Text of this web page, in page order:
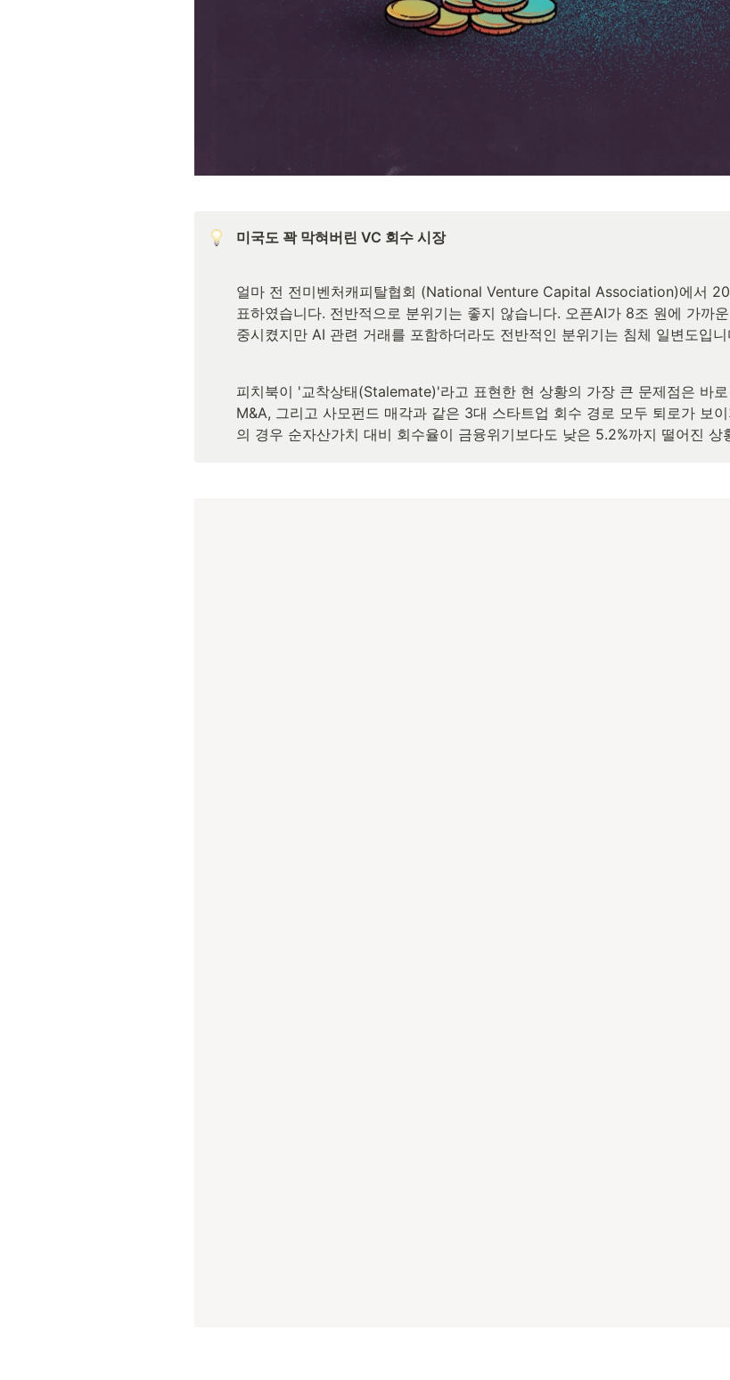
미국도 꽉 막혀버린 VC 회수 시장
얼마 전 전미벤처캐피탈협회 (National Venture Capital Association)에서
표하였습니다. 전반적으로 분위기는 좋지 않습니다. 오픈AI가 8조 원에 가까
중시켰지만 AI 관련 거래를 포함하더라도 전반적인 분위기는 침체 일변도입니
피치북이 '교착상태(Stalemate)'라고 표현한 현 상황의 가장 큰 문제점은 바
M&A, 그리고 사모펀드 매각과 같은 3대 스타트업 회수 경로 모두 퇴로가 보
의 경우 순자산가치 대비 회수율이 금융위기보다도 낮은 5.2%까지 떨어진 상